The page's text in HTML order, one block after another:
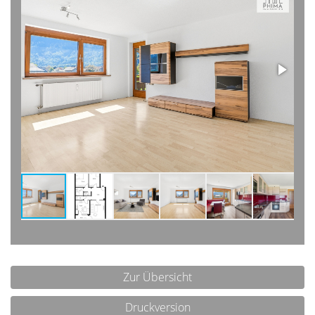
Zur Übersicht
Druckversion